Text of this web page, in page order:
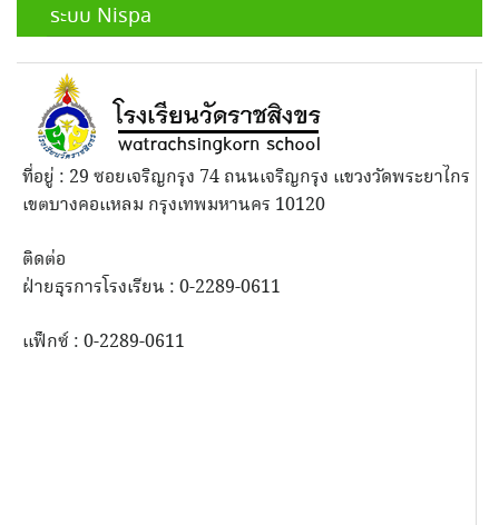
ระบบ Nispa
ที่อยู่ : 29 ซอยเจริญกรุง 74 ถนนเจริญกรุง แขวงวัดพระยาไกร
เขตบางคอแหลม กรุงเทพมหานคร 10120
ติดต่อ
ฝ่ายธุรการโรงเรียน : 0-2289-0611
แฟ็กซ์ : 0-2289-0611